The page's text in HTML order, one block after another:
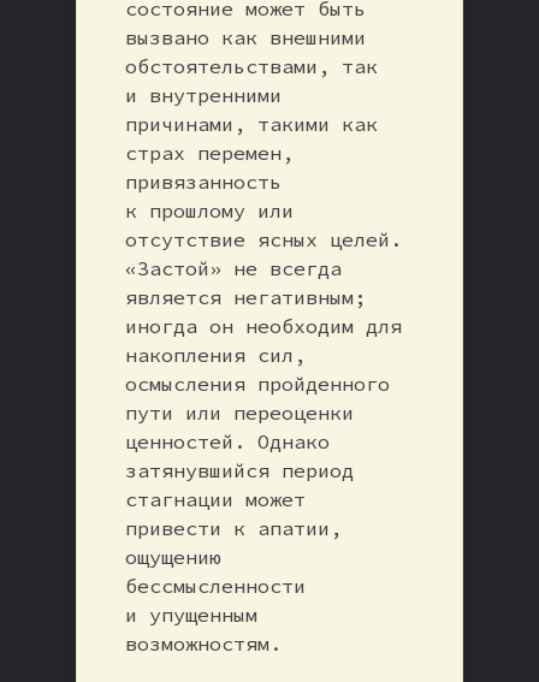
состояние может быть
вызвано как внешними
обстоятельствами, так
и внутренними
причинами, такими как
страх перемен,
привязанность
к прошлому или
отсутствие ясных целей.
«Застой» не всегда
является негативным;
иногда он необходим для
накопления сил,
осмысления пройденного
пути или переоценки
ценностей. Однако
затянувшийся период
стагнации может
привести к апатии,
ощущению
бессмысленности
и упущенным
возможностям.